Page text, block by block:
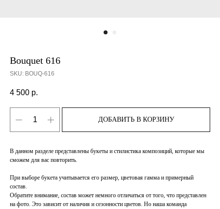
Bouquet 616
SKU: BOUQ-616
4 500 р.
ДОБАВИТЬ В КОРЗИНУ
В данном разделе представлены букеты и стилистика композиций, которые мы
сможем для вас повторить.
При выборе букета учитывается его размер, цветовая гамма и примерный
состав.
Обратите внимание, состав может немного отличаться от того, что представлен
на фото. Это зависит от наличия и сезонности цветов. Но наша команда